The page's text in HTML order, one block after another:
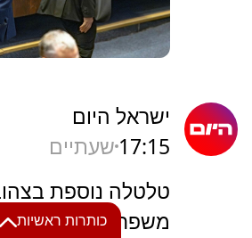
כותרות ראשיות
ישראל היום
17:15 שעתיים
טלטלה נוספת
משפחת רקנאטי